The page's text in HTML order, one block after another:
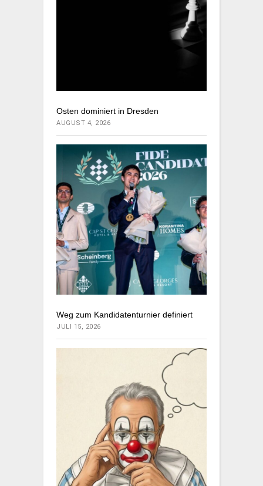
Osten dominiert in Dresden
AUGUST 4, 2026
Weg zum Kandidatenturnier definiert
JULI 15, 2026